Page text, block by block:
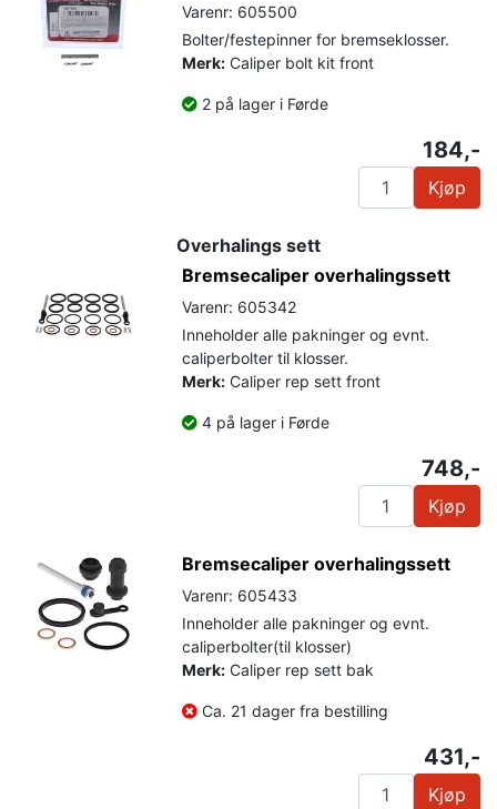
Varenr: 605500
Bolter/festepinner for bremseklosser.
Merk: Caliper bolt kit front
2 på lager i Førde
184,-
Kjøp
Overhalings sett
Bremsecaliper overhalingssett
Varenr: 605342
Inneholder alle pakninger og evnt.
caliperbolter til klosser.
Merk: Caliper rep sett front
4 på lager i Førde
748,-
Kjøp
Bremsecaliper overhalingssett
Varenr: 605433
Inneholder alle pakninger og evnt.
caliperbolter(til klosser)
Merk: Caliper rep sett bak
Ca. 21 dager fra bestilling
431,-
Kjøp